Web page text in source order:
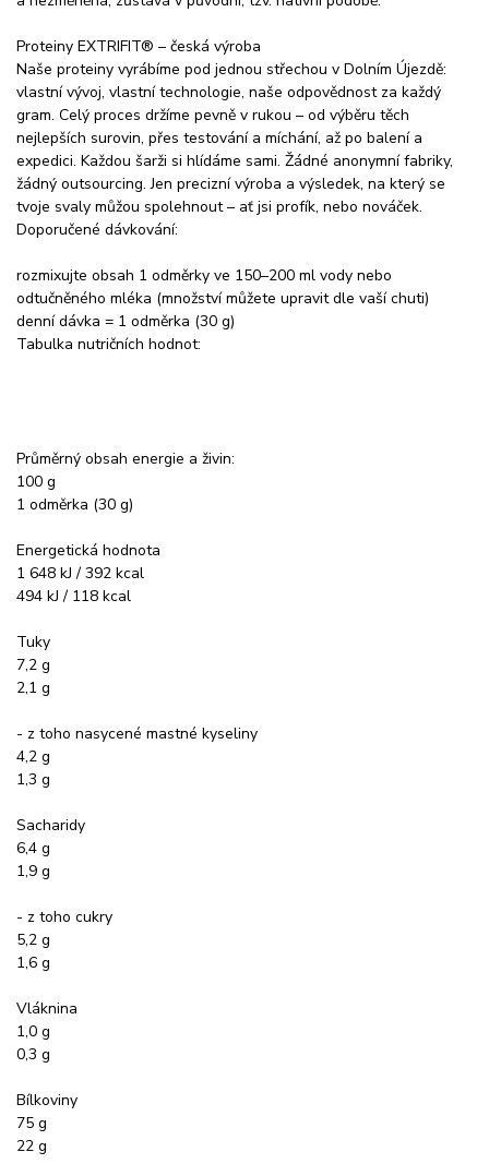
Proteiny EXTRIFIT® – česká výroba
Naše proteiny vyrábíme pod jednou střechou v Dolním Újezdě:
vlastní vývoj, vlastní technologie, naše odpovědnost za každý
gram. Celý proces držíme pevně v rukou – od výběru těch
nejlepších surovin, přes testování a míchání, až po balení a
expedici. Každou šarži si hlídáme sami. Žádné anonymní fabriky,
žádný outsourcing. Jen precizní výroba a výsledek, na který se
tvoje svaly můžou spolehnout – ať jsi profík, nebo nováček.
Doporučené dávkování:
rozmixujte obsah 1 odměrky ve 150–200 ml vody nebo
odtučněného mléka (množství můžete upravit dle vaší chuti)
denní dávka = 1 odměrka (30 g)
Tabulka nutričních hodnot:
Průměrný obsah energie a živin:
100 g
1 odměrka (30 g)
Energetická hodnota
1 648 kJ / 392 kcal
494 kJ / 118 kcal
Tuky
7,2 g
2,1 g
- z toho nasycené mastné kyseliny
4,2 g
1,3 g
Sacharidy
6,4 g
1,9 g
- z toho cukry
5,2 g
1,6 g
Vláknina
1,0 g
0,3 g
Bílkoviny
75 g
22 g